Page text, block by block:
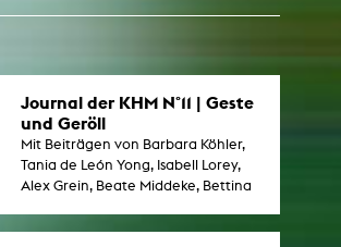
Journal der KHM N°11 | Geste
und Geröll
Mit Beiträgen von Barbara Köhler,
Tania de León Yong, Isabell Lorey,
Alex Grein, Beate Middeke, Bettina